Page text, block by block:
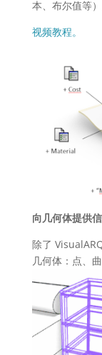
本、布尔值等）
视频教程。
向几何体提供
除了
几何体：点、